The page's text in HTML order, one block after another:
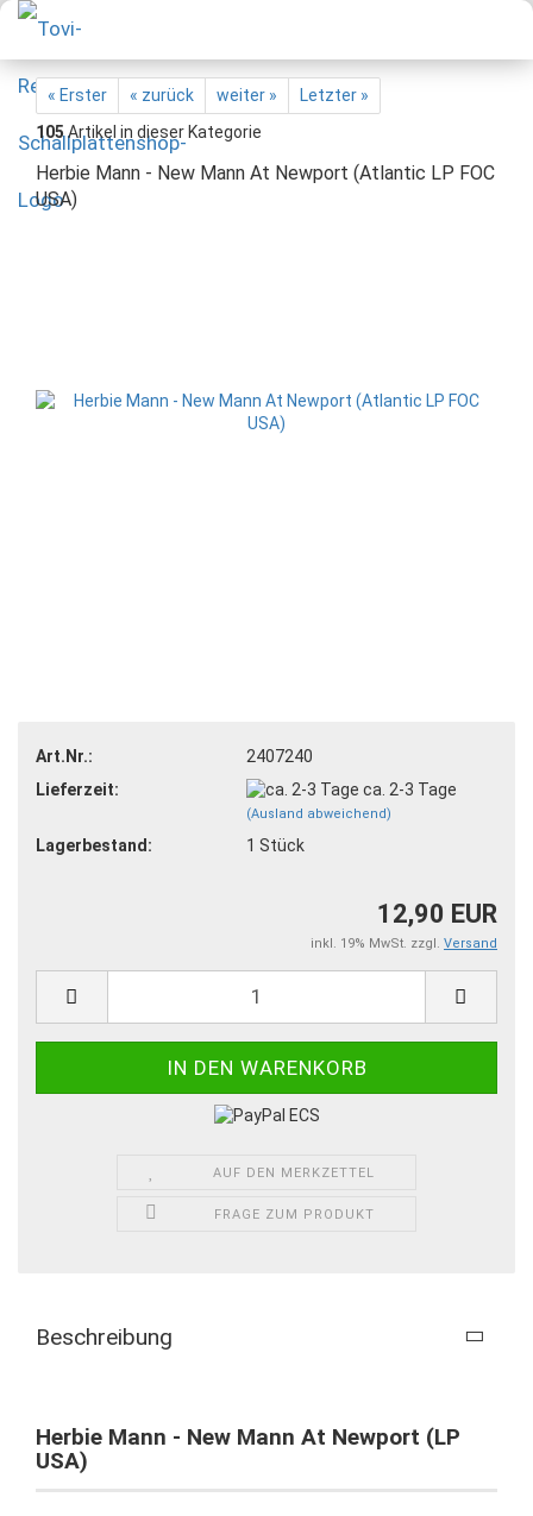
« Erster « zurück weiter »
Letzter »
105Artikel in dieser Kategorie
Herbie Mann - New Mann At Newport (Atlantic LP FOC
USA)
Art.Nr.:
2407240
Lieferzeit:
ca. 2-3 Tage
(Ausland abweichend)
Lagerbestand: 1 Stück
12,90 EUR
inkl. 19% MwSt. zzgl. Versand
AUF DEN MERKZETTEL
FRAGE ZUM PRODUKT
Beschreibung
Herbie Mann - New Mann At Newport (LP
USA)